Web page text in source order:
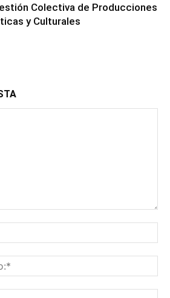
Colectiva de Producciones
y Culturales